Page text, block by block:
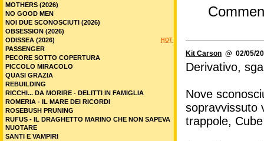
Kit Carson @ 02/05/
Derivativo,
Nove
sopravvissuto
trappole,
MOTHERS (2026)
NO GOOD MEN
NOI DUE SCONOSCIUTI (2026)
OBSESSION (2026)
HOT
ODISSEA (2026)
PASSENGER
PECORE SOTTO COPERTURA
PICCOLO MIRACOLO
QUASI GRAZIA
REBUILDING
RICCHI... DA MORIRE - DELITTI IN FAMIGLIA
ROMERIA - IL MARE DEI RICORDI
ROSEBUSH PRUNING
RUFUS - IL DRAGHETTO MARINO CHE NON SAPEVA
NUOTARE
SANTI E VAMPIRI